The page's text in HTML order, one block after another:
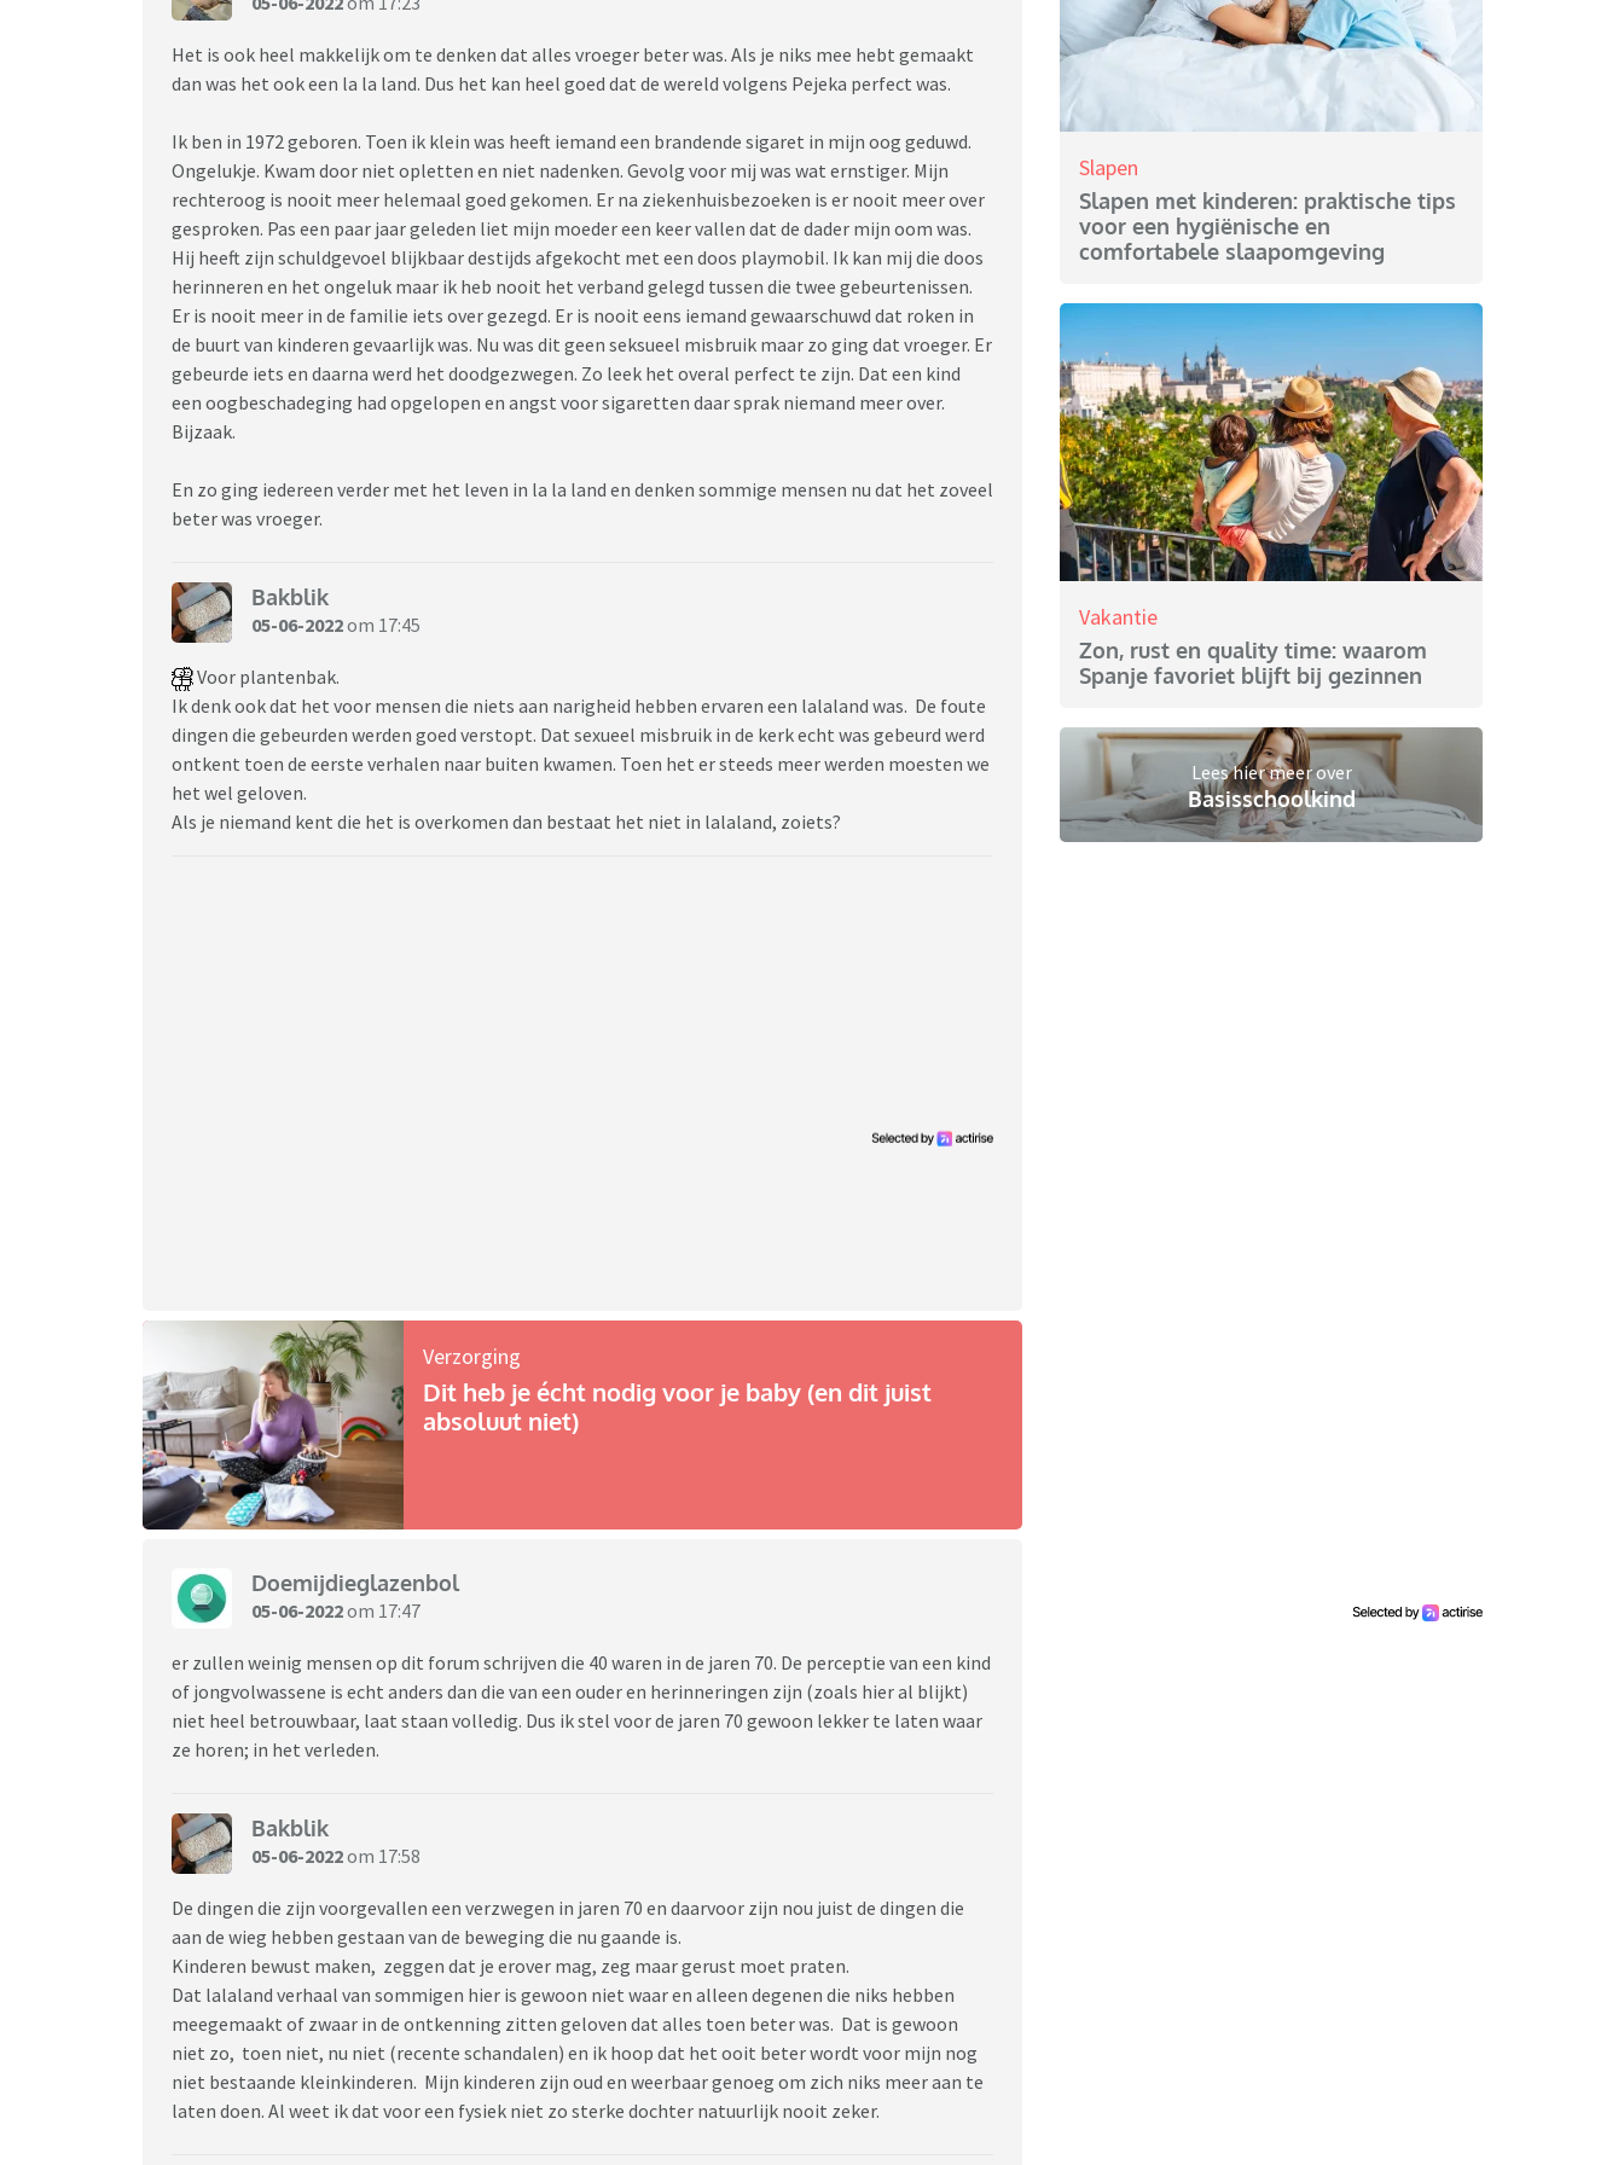
Het is ook heel makkelijk om te denken dat alles vroeger beter was. Als je niks mee hebt gemaakt
dan was het ook een la la land. Dus het kan heel goed dat de wereld volgens Pejeka perfect was.
Ik ben in 1972 geboren. Toen ik klein was heeft iemand een brandende sigaret in mijn oog geduwd.
Ongelukje. Kwam door niet opletten en niet nadenken. Gevolg voor mij was wat ernstiger. Mijn
rechteroog is nooit meer helemaal goed gekomen. Er na ziekenhuisbezoeken is er nooit meer over
gesproken. Pas een paar jaar geleden liet mijn moeder een keer vallen dat de dader mijn oom was.
Hij heeft zijn schuldgevoel blijkbaar destijds afgekocht met een doos playmobil. Ik kan mij die doos
herinneren en het ongeluk maar ik heb nooit het verband gelegd tussen die twee gebeurtenissen.
Er is nooit meer in de familie iets over gezegd. Er is nooit eens iemand gewaarschuwd dat roken in
de buurt van kinderen gevaarlijk was. Nu was dit geen seksueel misbruik maar zo ging dat vroeger. Er
gebeurde iets en daarna werd het doodgezwegen. Zo leek het overal perfect te zijn. Dat een kind
een oogbeschadeging had opgelopen en angst voor sigaretten daar sprak niemand meer over.
Bijzaak.
En zo ging iedereen verder met het leven in la la land en denken sommige mensen nu dat het zoveel
beter was vroeger.
Bakblik
05-06-2022om 17:45
Voor plantenbak.
Ik denk ook dat het voor mensen die niets aan narigheid hebben ervaren een lalaland was. De foute
dingen die gebeurden werden goed verstopt. Dat sexueel misbruik in de kerk echt was gebeurd werd
ontkent toen de eerste verhalen naar buiten kwamen. Toen het er steeds meer werden moesten we
het wel geloven.
Als je niemand kent die het is overkomen dan bestaat het niet in lalaland, zoiets?
Verzorging
Dit heb je écht nodig voor je baby (en dit juist
absoluut niet)
Doemijdieglazenbol
05-06-2022om 17:47
er zullen weinig mensen op dit forum schrijven die 40 waren in de jaren 70. De perceptie van een kind
of jongvolwassene is echt anders dan die van een ouder en herinneringen zijn (zoals hier al blijkt)
niet heel betrouwbaar, laat staan volledig. Dus ik stel voor de jaren 70 gewoon lekker te laten waar
ze horen; in het verleden.
Bakblik
05-06-2022om 17:58
De dingen die zijn voorgevallen een verzwegen in jaren 70 en daarvoor zijn nou juist de dingen die
aan de wieg hebben gestaan van de beweging die nu gaande is.
Kinderen bewust maken, zeggen dat je erover mag, zeg maar gerust moet praten.
Dat lalaland verhaal van sommigen hier is gewoon niet waar en alleen degenen die niks hebben
meegemaakt of zwaar in de ontkenning zitten geloven dat alles toen beter was. Dat is gewoon
niet zo, toen niet, nu niet (recente schandalen) en ik hoop dat het ooit beter wordt voor mijn nog
niet bestaande kleinkinderen. Mijn kinderen zijn oud en weerbaar genoeg om zich niks meer aan te
laten doen. Al weet ik dat voor een fysiek niet zo sterke dochter natuurlijk nooit zeker.
Slapen
Slapen met kinderen: praktische tips
voor een hygiënische en
comfortabele slaapomgeving
Vakantie
Zon, rust en quality time: waarom
Spanje favoriet blijft bij gezinnen
Lees hier meer over
Basisschoolkind